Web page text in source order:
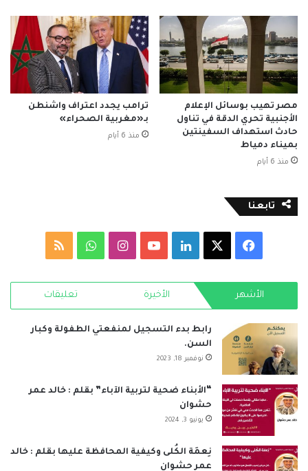
مصر تهيب بوسائل الإعلام
الأجنبية تحري الدقة في تناول
حادث استهداف السفينتين
بميناء دمياط
منذ 6 أيام
ترامب يجدد اعتراف واشنطن
بـ«مغربية الصحراء»
منذ 6 أيام
تابعنا
فيسبوك لينكدإن‫YouTubeانستقرامواتسابملخص
RSS الأشهر الأخيرة تعليقات
رابط بدء التسجيل لمنفعتي الطفولة وكبار
السن.
نوفمبر 18, 2023
“الأبناء ضحية لتربية الآباء” بقلم : خالد عمر
حشوان
يونيو 3, 2024
نِعمَة الكُلى وكيفية المحافظة عليها بقلم : خالد
عمر حشوان